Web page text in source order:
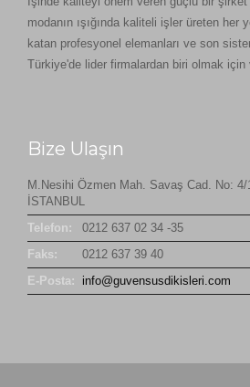
modanın ışığında kaliteli işler üreten her
katan profesyonel elemanları ve son
Türkiye'de lider firmalardan biri olmak için
Bize Ulaşın
M.Nesihi Özmen Mah. Savaş Cad. No:
İSTANBUL
Telefon:
0212 637 02 34 -35
Faks:
0212 637 39 40
E-Posta:
info@guvensusdikisleri.com